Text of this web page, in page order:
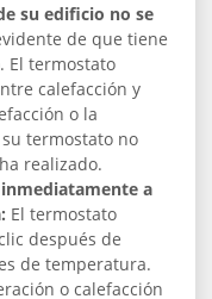
su edificio no se
de que tiene
El termostato
calefacción y
o la
termostato no
realizado.
a
El termostato
después de
de temperatura.
o calefacción